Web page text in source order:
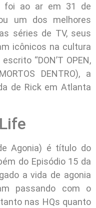
foi ao ar em 31 de
um dos melhores
séries de TV, seus
icônicos na cultura
“DON’T OPEN,
DENTRO), a
de Rick em Atlanta
Agonia) é título do
do Episódio 15 da
a vida de agonia
passando com o
nas HQs quanto